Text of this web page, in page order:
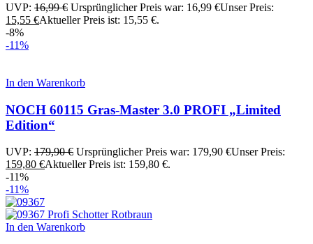
UVP: 16,99€ Ursprünglicher Preis war: 16,99 €Unser Preis:
15,55 €Aktueller Preis ist: 15,55 €.
-8%
-11%
In den Warenkorb
NOCH 60115 Gras-Master 3.0 PROFI „Limited
Edition“
UVP: 179,90€ Ursprünglicher Preis war: 179,90 €Unser Preis:
159,80 €Aktueller Preis ist: 159,80 €.
-11%
-11%
In den Warenkorb